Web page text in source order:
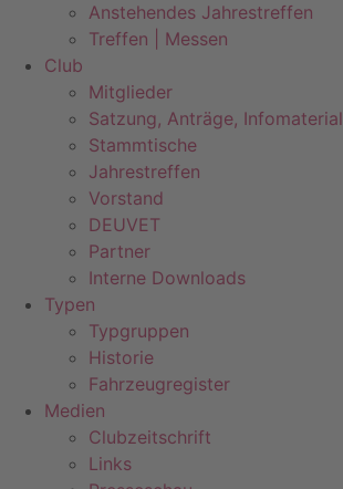
Anstehendes Jahrestreffen
Treffen | Messen
Club
Mitglieder
Satzung, Anträge, Infomaterial
Stammtische
Jahrestreffen
Vorstand
DEUVET
Partner
Interne Downloads
Typen
Typgruppen
Historie
Fahrzeugregister
Medien
Clubzeitschrift
Links